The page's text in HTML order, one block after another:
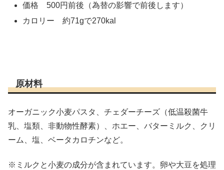
価格 500円前後（為替の影響で前後します）
カロリー 約71gで270kal
原材料
オーガニック小麦パスタ、チェダーチーズ（低温殺菌牛
乳、塩類、非動物性酵素）、ホエー、バターミルク、クリ
ーム、塩、ベータカロチンなど。
※ミルクと小麦の成分が含まれています。卵や大豆を処理